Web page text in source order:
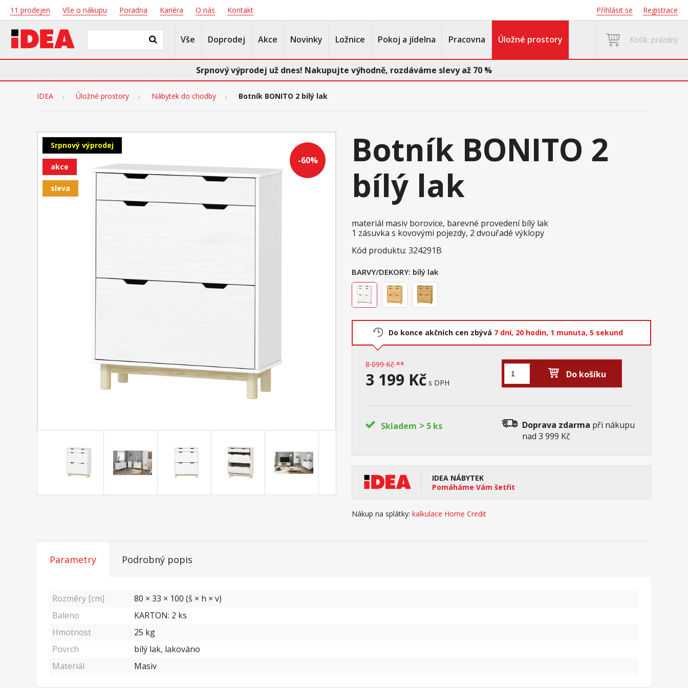
11 prodejen Vše o nákupu Poradna Kariéra O nás Kontakt Přihlásit se Registrace
Vše Doprodej Akce Novinky Ložnice Pokoj a jídelna Pracovna Úložné prostory Košík: prázdný
Srpnový výprodej už dnes! Nakupujte výhodně, rozdáváme slevy až 70 %
IDEA Úložné prostory Nábytek do chodby Botník BONITO 2 bílý lak
-60%
Srpnový výprodej
akce
sleva
Botník BONITO 2
bílý lak
materiál masiv borovice, barevné provedení bílý lak
1 zásuvka s kovovými pojezdy, 2 dvouřadé výklopy
Kód produktu: 324291B
BARVY/DEKORY: bílý lak
Do konce akčních cen zbývá 7 dní, 20 hodin, 1 munuta, 4 sekundy
8 099 Kč **
3 199 Kč s DPH
Do košíku
Skladem > 5 ks Doprava zdarma při nákupu
nad 3 999 Kč
IDEA NÁBYTEK
Pomáháme Vám šetřit
Nákup na splátky: kalkulace Home Credit
Parametry Podrobný popis
Rozměry [cm]
80 × 33 × 100 (š × h × v)
Baleno
KARTON: 2 ks
Hmotnost
25 kg
Povrch
bílý lak, lakováno
Materiál
Masiv